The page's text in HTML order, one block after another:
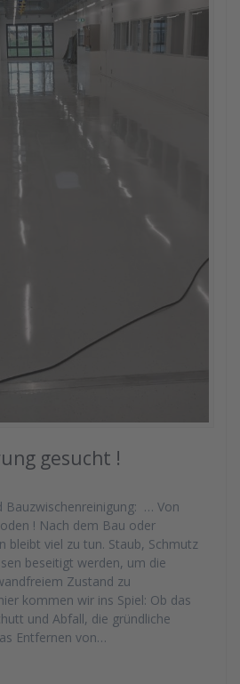
gesucht !
Bauzwischenreinigung: … Von
! Nach dem Bau oder
bleibt viel zu tun. Staub, Schmutz
beseitigt werden, um die
Zustand zu
kommen wir ins Spiel: Ob das
und Abfall, die gründliche
Entfernen von…